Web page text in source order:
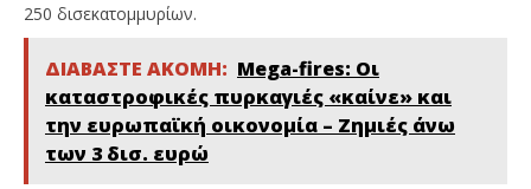
250 δισεκατομμυρίων.
ΔΙΑΒΑΣΤΕ ΑΚΟΜΗ: Mega-fires: Οι
καταστροφικές πυρκαγιές «καίνε» και
την ευρωπαϊκή οικονομία – Ζημιές άνω
των 3 δισ. ευρώ